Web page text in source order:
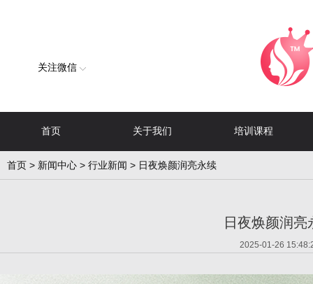
关注微信
首页 关于我们 培训课程
首页 > 新闻中心 > 行业新闻 > 日夜焕颜润亮永续
日夜焕颜润亮
2025-01-26